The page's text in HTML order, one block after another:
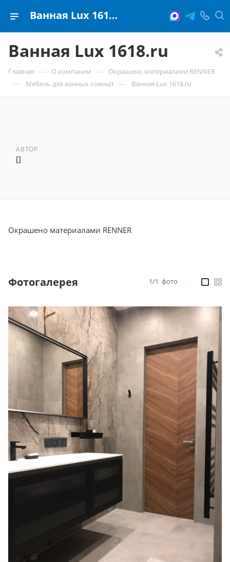
Ванная Lux 1618.ru
Ванная Lux 1618.ru
Главная — О компании — Окрашено материалами RENNER
— Мебель для ванных комнат — Ванная Lux 1618.ru
АВТОР
[]
Окрашено материалами RENNER
Фотогалерея 1/1 фото